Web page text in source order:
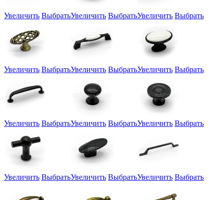
Увеличить ВыбратьУвеличить ВыбратьУвеличить Выбрать
Увеличить ВыбратьУвеличить ВыбратьУвеличить Выбрать
Увеличить ВыбратьУвеличить ВыбратьУвеличить Выбрать
Увеличить ВыбратьУвеличить ВыбратьУвеличить Выбрать